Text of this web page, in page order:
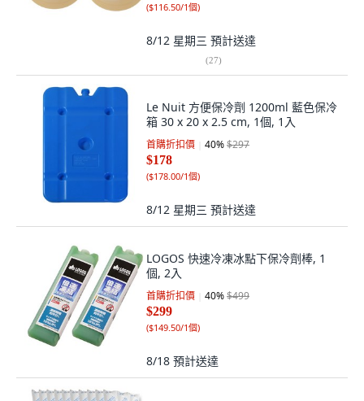
($116.50/1個)
8/12 星期三 預計送達
(27)
Le Nuit 方便保冷劑 1200ml 藍色保冷
箱 30 x 20 x 2.5 cm, 1個, 1入
首購折扣價 40%$297
$178
($178.00/1個)
8/12 星期三 預計送達
LOGOS 快速冷凍冰點下保冷劑棒, 1
個, 2入
首購折扣價 40%$499
$299
($149.50/1個)
8/18 預計送達